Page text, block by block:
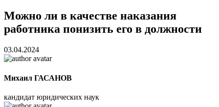
Можно ли в качестве наказания
работника понизить его в должности
03.04.2024
Михаил ГАСАНОВ
кандидат юридических наук